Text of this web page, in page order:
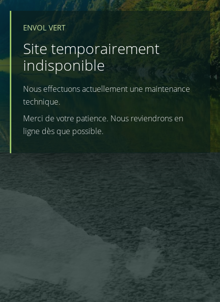
ENVOL VERT
Site temporairement
indisponible
Nous effectuons actuellement une maintenance
technique.
Merci de votre patience. Nous reviendrons en
ligne dès que possible.